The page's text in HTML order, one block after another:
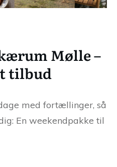
Mølle –
tilbud
med fortællinger, så
En weekendpakke til